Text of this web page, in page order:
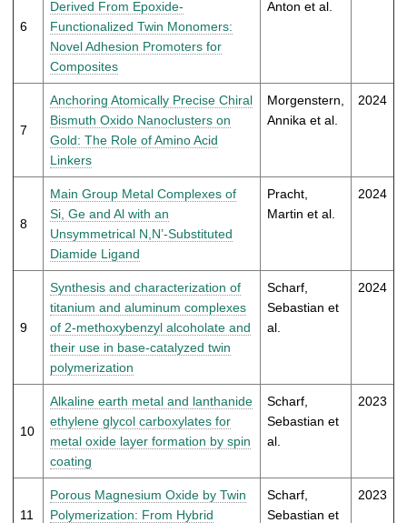
6
Derived From Epoxide-
Functionalized Twin Monomers:
Novel Adhesion Promoters for
Composites
Anton et al.
7
Anchoring Atomically Precise Chiral
Bismuth Oxido Nanoclusters on
Gold: The Role of Amino Acid
Linkers
Morgenstern,
Annika et al.
2024
8
Main Group Metal Complexes of
Si, Ge and Al with an
Unsymmetrical N,N’-Substituted
Diamide Ligand
Pracht,
Martin et al.
2024
9
Synthesis and characterization of
titanium and aluminum complexes
of 2-methoxybenzyl alcoholate and
their use in base-catalyzed twin
polymerization
Scharf,
Sebastian et
al.
2024
10
Alkaline earth metal and lanthanide
ethylene glycol carboxylates for
metal oxide layer formation by spin
coating
Scharf,
Sebastian et
al.
2023
11
Porous Magnesium Oxide by Twin
Polymerization: From Hybrid
Scharf,
Sebastian et
2023